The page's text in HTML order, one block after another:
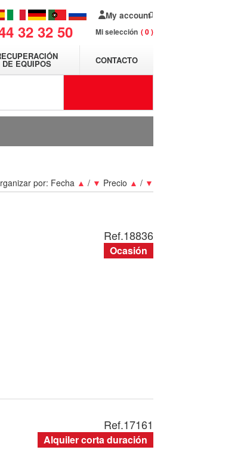
32 32 50
My account
Mi selección 0
DE EQUIPOS CONTACTO
por: Fecha ▲ / ▼ Precio ▲ / ▼
Ref.18836
Ocasión
Ref.17161
Alquiler corta duración